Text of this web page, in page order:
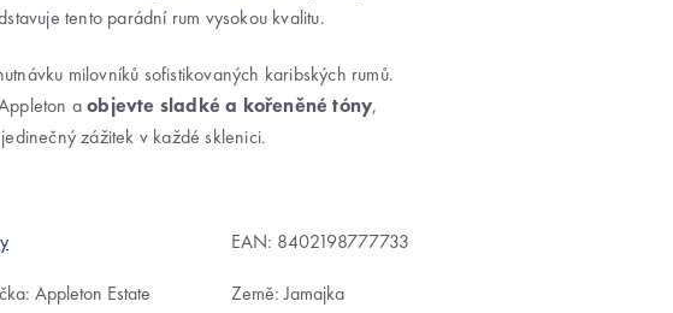
EAN: 8402198777733
Appleton Estate Země: Jamajka
tento parádní rum vysokou kvalitu.
milovníků sofistikovaných karibských rumů.
aobjevte sladké a kořeněné tóny,
zážitek v každé sklenici.